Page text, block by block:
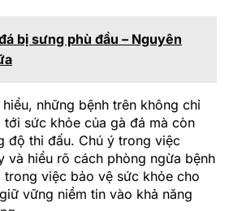
bị sưng phù đầu – Nguyên
những bệnh trên không chỉ
sức khỏe của gà đá mà còn
độ thi đấu. Chú ý trong việc
và hiểu rõ cách phòng ngừa bệnh
trong việc bảo vệ sức khỏe cho
vững niềm tin vào khả năng